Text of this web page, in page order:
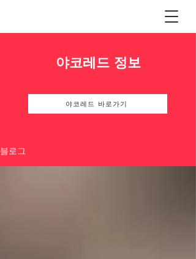
야코레드 정보
야코레드 바로가기
블로그